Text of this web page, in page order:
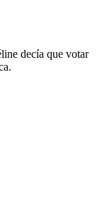
decía que votar